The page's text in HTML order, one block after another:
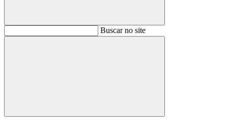
BuscarBuscar no site
Buscar